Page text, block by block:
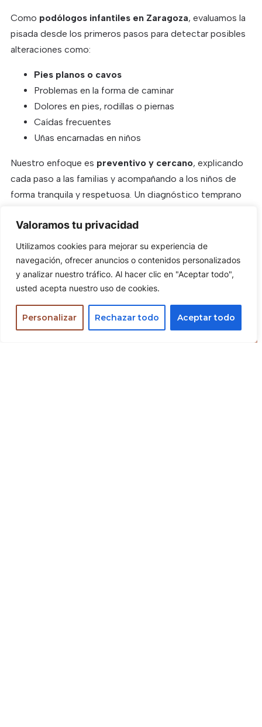
Valoramos tu privacidad
Utilizamos cookies para mejorar su experiencia de
navegación, ofrecer anuncios o contenidos personalizados
y analizar nuestro tráfico. Al hacer clic en "Aceptar todo",
usted acepta nuestro uso de cookies.
Personalizar Rechazar todo Aceptar todo
Como podólogos infantiles en Zaragoza, evaluamos la
pisada desde los primeros pasos para detectar posibles
alteraciones como:
Pies planos o cavos
Problemas en la forma de caminar
Dolores en pies, rodillas o piernas
Caídas frecuentes
Uñas encarnadas en niños
Nuestro enfoque es preventivo y cercano, explicando
cada paso a las familias y acompañando a los niños de
forma tranquila y respetuosa. Un diagnóstico temprano
vida desde la infancia.